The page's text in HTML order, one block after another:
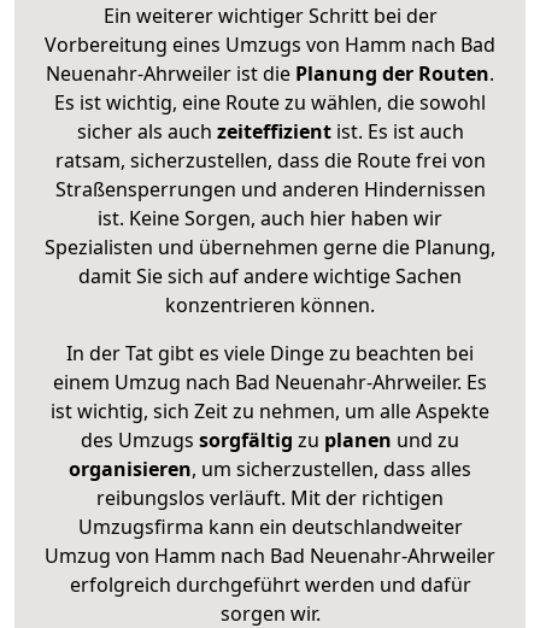
Ein weiterer wichtiger Schritt bei der
Vorbereitung eines Umzugs von Hamm nach Bad
Neuenahr-Ahrweiler ist die Planung der Routen.
Es ist wichtig, eine Route zu wählen, die sowohl
sicher als auch zeiteffizientist. Es ist auch
ratsam, sicherzustellen, dass die Route frei von
Straßensperrungen und anderen Hindernissen
ist. Keine Sorgen, auch hier haben wir
Spezialisten und übernehmen gerne die Planung,
damit Sie sich auf andere wichtige Sachen
konzentrieren können.
In der Tat gibt es viele Dinge zu beachten bei
einem Umzug nach Bad Neuenahr-Ahrweiler. Es
ist wichtig, sich Zeit zu nehmen, um alle Aspekte
des Umzugs sorgfältig zu planen und zu
organisieren, um sicherzustellen, dass alles
reibungslos verläuft. Mit der richtigen
Umzugsfirma kann ein deutschlandweiter
Umzug von Hamm nach Bad Neuenahr-Ahrweiler
erfolgreich durchgeführt werden und dafür
sorgen wir.